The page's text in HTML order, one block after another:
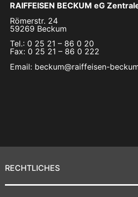
RAIFFEISEN BECKUM eG
Römerstr. 24
59269 Beckum
Tel.: 0 25 21 – 86 0 20
Fax: 0 25 21 – 86 0 222
Email: beckum@raiffeisen-
RECHTLICHES